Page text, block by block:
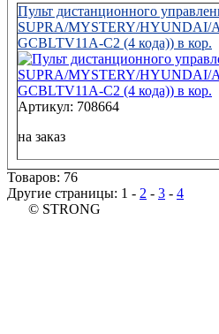
Пульт дистанционного
SUPRA/MYSTERY/HYUNDAI/
GCBLTV11A-C2 (4 кода)) в кор.
Артикул: 708664
на заказ
Товаров: 76
Другие страницы: 1 - 2 - 3 - 4
© STRONG